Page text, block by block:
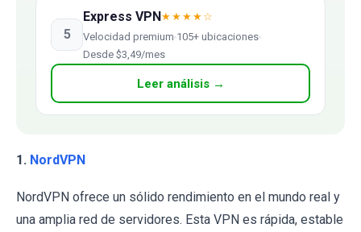
5
Express VPN★★★★☆
Velocidad premium 105+ ubicaciones
Desde $3,49/mes
Leer análisis →
1. NordVPN
NordVPN ofrece un sólido rendimiento en el mundo real y
una amplia red de servidores. Esta VPN es rápida, estable